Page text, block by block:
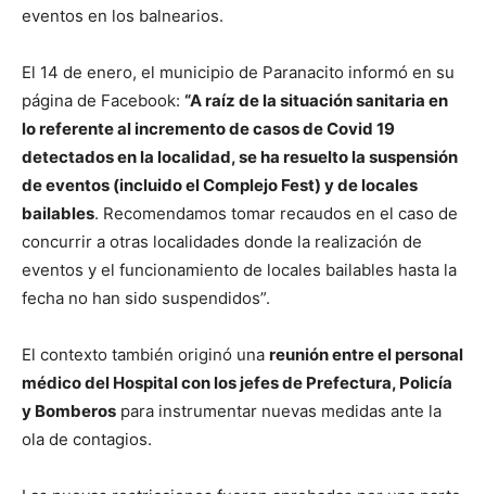
eventos en los balnearios.
El 14 de enero, el municipio de Paranacito informó en su
página de Facebook: “A raíz de la situación sanitaria en
lo referente al incremento de casos de Covid 19
detectados en la localidad, se ha resuelto la suspensión
de eventos (incluido el Complejo Fest) y de locales
bailables. Recomendamos tomar recaudos en el caso de
concurrir a otras localidades donde la realización de
eventos y el funcionamiento de locales bailables hasta la
fecha no han sido suspendidos”.
El contexto también originó una reunión entre el personal
médico del Hospital con los jefes de Prefectura, Policía
y Bomberos para instrumentar nuevas medidas ante la
ola de contagios.